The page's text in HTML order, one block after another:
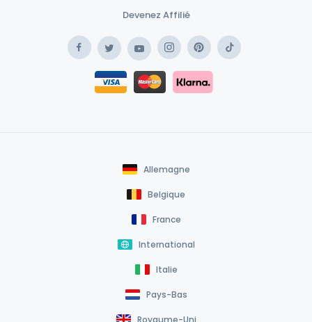
Devenez Affilié
FacebookTwitterYouTubeInstagramPinterestTikTok
Safe Payment Card
Safe Payment Klarna
Allemagne
Belgique
France
International
Italie
Pays-Bas
Royaume-Uni